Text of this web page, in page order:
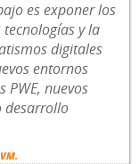
es exponer los
y la
digitales
entornos
PWE, nuevos
desarrollo